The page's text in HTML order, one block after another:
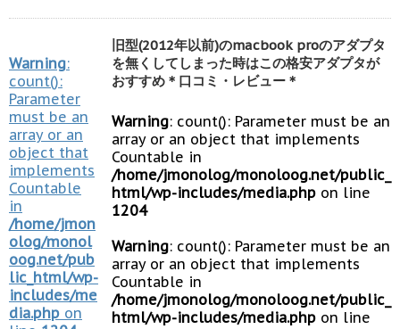
Warning:
count():
Parameter
must be an
array or an
object that
implements
Countable
in
/home/jmon
olog/monol
oog.net/pub
lic_html/wp-
includes/me
dia.php on
旧型(2012年以前)のmacbook proのアダプタ
を無くしてしまった時はこの格安アダプタが
おすすめ＊口コミ・レビュー＊
Warning: count(): Parameter must be an
array or an object that implements
Countable in
/home/jmonolog/monoloog.net/public_
html/wp-includes/media.php on line
1204
Warning: count(): Parameter must be an
array or an object that implements
Countable in
/home/jmonolog/monoloog.net/public_
html/wp-includes/media.php on line